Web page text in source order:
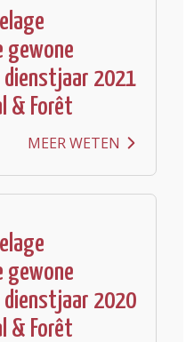
gewone
2021
& Forêt
MEER WETEN
gewone
2020
& Forêt